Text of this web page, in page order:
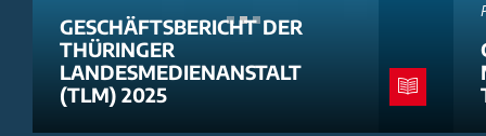
GESCHÄFTSBERICHT DER
THÜRINGER
LANDESMEDIENANSTALT
(TLM) 2025